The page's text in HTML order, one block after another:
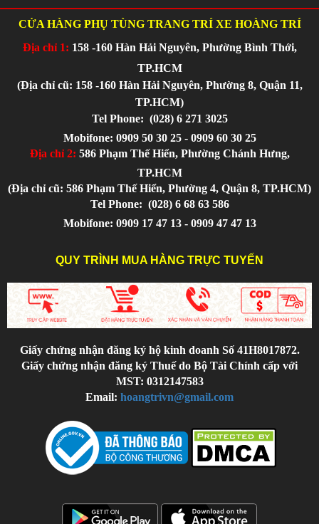
CỬA HÀNG PHỤ TÙNG TRANG TRÍ XE HOÀNG TRÍ
Địa chỉ 1: 158 -160 Hàn Hải Nguyên, Phường Bình Thới,
TP.HCM
(Địa chỉ cũ: 158 -160 Hàn Hải Nguyên, Phường 8, Quận 11,
TP.HCM)
Tel Phone: (028) 6 271 3025
Mobifone: 0909 50 30 25 - 0909 60 30 25
Địa chỉ 2: 586 Phạm Thế Hiển, Phường Chánh Hưng,
TP.HCM
(Địa chỉ cũ: 586 Phạm Thế Hiển, Phường 4, Quận 8, TP.HCM)
Tel Phone: (028) 6 68 63 586
Mobifone: 0909 17 47 13 - 0909 47 47 13
QUY TRÌNH MUA HÀNG TRỰC TUYẾN
Giấy chứng nhận đăng ký hộ kinh doanh Số 41H8017872.
Giấy chứng nhận đăng ký Thuế do Bộ Tài Chính cấp với
MST: 0312147583
Email: hoangtrivn@gmail.com